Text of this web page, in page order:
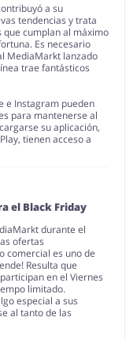
a su
tendencias y trata
cumplan al máximo
Es necesario
MediaMarkt lanzado
trae fantásticos
e Instagram pueden
para mantenerse al
su aplicación,
tienen acceso a
el Black Friday
durante el
ofertas
comercial es uno de
Resulta que
en el Viernes
limitado.
especial a sus
al tanto de las